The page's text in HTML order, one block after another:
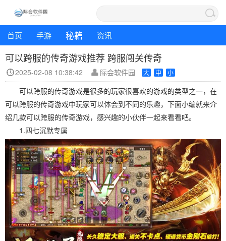
首页 手游 秘籍 资讯
可以跨服的传奇游戏推荐 跨服闯关传奇
2025-02-08 10:38:42 际会软件园 大 中 小
可以跨服的传奇游戏是很多的玩家很喜欢的游戏的类型之一，在
可以跨服的传奇游戏中玩家可以体会到不同的乐趣，下面小编就来介
绍几款可以跨服的传奇游戏，感兴趣的小伙伴一起来看看吧。
1.四七沉默专属